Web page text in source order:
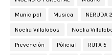
Municipal Musica NERUDA
Noelia Villalobos Noelia
Prevención Pólicial RUTA 5